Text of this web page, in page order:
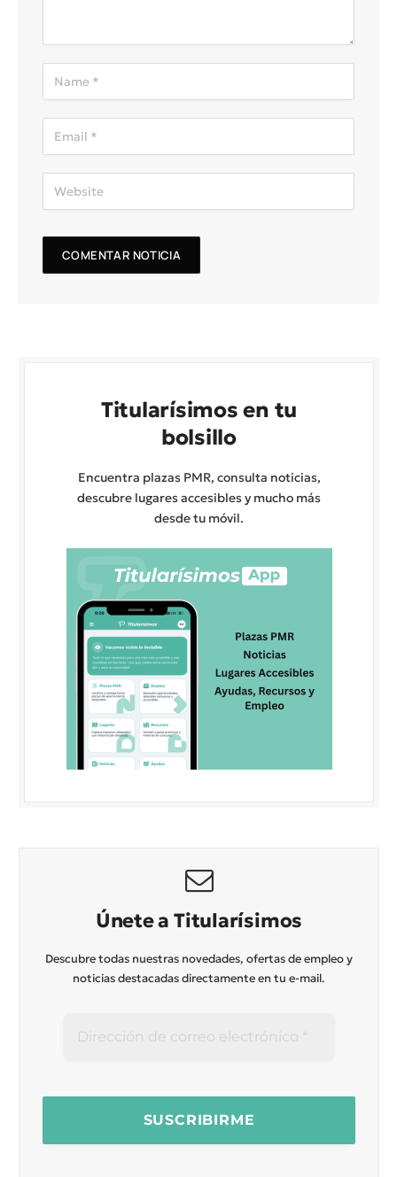
Titularísimos en tu
bolsillo
Encuentra plazas PMR, consulta noticias,
descubre lugares accesibles y mucho más
desde tu móvil.
Únete a Titularísimos
Descubre todas nuestras novedades, ofertas de empleo y
noticias destacadas directamente en tu e-mail.